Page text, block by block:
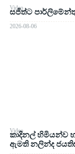
Video
සජිත්ට
2026-08-06
Video
කාදිනල් හිමියන්ව
ඇමති නලින්ද